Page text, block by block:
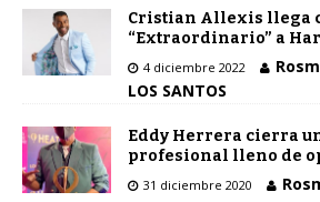
Cristian Allexis llega
“Extraordinario” a
4 diciembre 2022
LOS SANTOS
Eddy Herrera cierra
profesional lleno de
31 diciembre 2020